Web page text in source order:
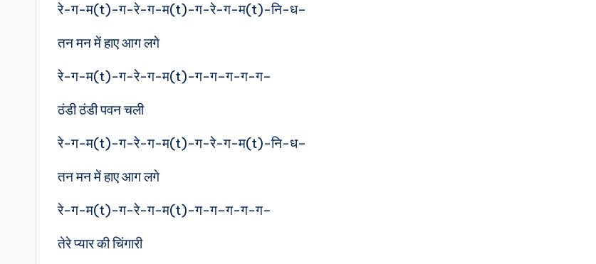
रे-ग-म(t)-ग-रे-ग-म(t)-ग-रे-ग-म(t)-नि-ध–
तन मन में हाए आग लगे
रे-ग-म(t)-ग-रे-ग-म(t)-ग-ग–ग-ग-ग–
ठंडी ठंडी पवन चली
रे-ग-म(t)-ग-रे-ग-म(t)-ग-रे-ग-म(t)-नि-ध–
तन मन में हाए आग लगे
रे-ग-म(t)-ग-रे-ग-म(t)-ग-ग–ग-ग-ग–
तेरे प्यार की चिंगारी